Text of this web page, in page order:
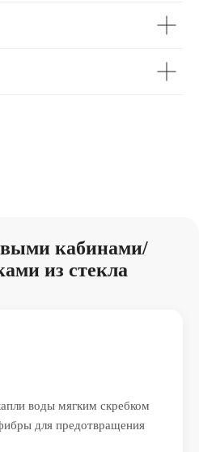
кабинами/
из стекла
воды мягким скребком
для предотвращения